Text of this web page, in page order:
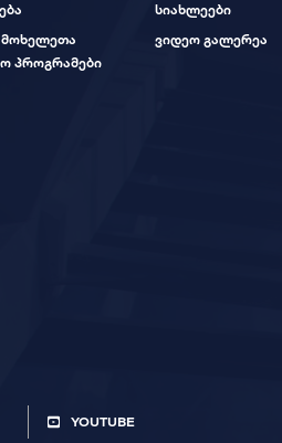
პროგრამები
სიახლეები
ვიდეო გალერეა
YOUTUBE